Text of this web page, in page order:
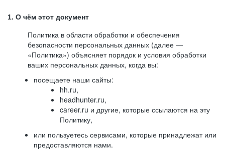
1. О чём этот документ
Политика в области обработки и обеспечения
безопасности персональных данных (далее —
«Политика») объясняет порядок и условия обработки
ваших персональных данных, когда вы:
посещаете наши сайты:
hh.ru,
headhunter.ru,
career.ru и другие, которые ссылаются на эту
Политику,
или пользуетесь сервисами, которые принадлежат или
предоставляются нами.